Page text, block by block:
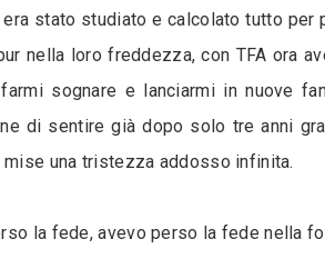
era stato studiato e calcolato tutto per
nella loro freddezza, con TFA ora
sognare e lanciarmi in nuove
di sentire già dopo solo tre anni
mise una tristezza addosso infinita.
la fede, avevo perso la fede nella